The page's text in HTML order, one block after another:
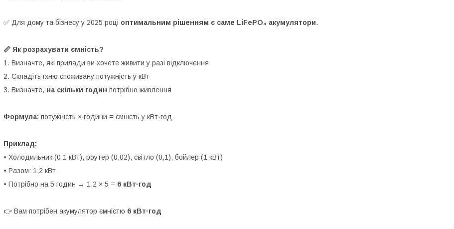
✅ Для дому та бізнесу у 2025 році оптимальним рішенням є саме LiFePO₄ акумулятори.
📏 Як розрахувати ємність?
1. Визначте, які прилади ви хочете живити у разі відключення
2. Складіть їхню споживану потужність у кВт
3. Визначте, на скільки годин потрібно живлення
Формула: потужність × години = ємність у кВт·год
Приклад:
• Холодильник (0,1 кВт), роутер (0,02), світло (0,1), бойлер (1 кВт)
• Разом: 1,2 кВт
• Потрібно на 5 годин → 1,2 × 5 = 6 кВт·год
👉 Вам потрібен акумулятор ємністю 6 кВт·год